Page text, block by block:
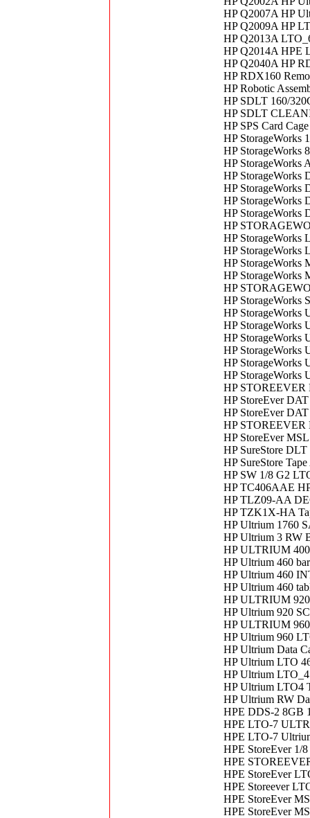
HP Q2007A HP
HP Q2009A HP
HP Q2013A
HP Q2014A HPE
HP Q2040A HP
HP RDX160
HP Robotic
HP SDLT 160/
HP SDLT
HP SPS Card
HP StorageWorks
HP StorageWorks
HP StorageWorks
HP StorageWorks
HP StorageWorks
HP StorageWorks
HP StorageWorks
HP
HP StorageWorks
HP StorageWorks
HP StorageWorks
HP StorageWorks
HP
HP StorageWorks
HP StorageWorks
HP StorageWorks
HP StorageWorks
HP StorageWorks
HP StorageWorks
HP StorageWorks
HP STOREEVER
HP StoreEver
HP StoreEver
HP STOREEVER
HP StoreEver
HP SureStore
HP SureStore
HP SW 1/8 G2
HP TC406AAE
HP TLZ09-AA
HP TZK1X-HA
HP Ultrium 1760
HP Ultrium 3 RW
HP ULTRIUM
HP Ultrium 460
HP Ultrium 460
HP Ultrium 460
HP ULTRIUM
HP Ultrium 920
HP ULTRIUM
HP Ultrium 960
HP Ultrium Data
HP Ultrium LTO
HP Ultrium
HP Ultrium LTO4
HP Ultrium RW
HPE DDS-2 8GB
HPE LTO-7
HPE LTO-7
HPE StoreEver 1/
HPE
HPE StoreEver
HPE Storeever
HPE StoreEver
HPE StoreEver